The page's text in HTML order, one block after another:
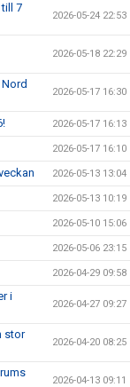
7
2026-05-24 22:53
2026-05-18 22:29
2026-05-17 16:30
2026-05-17 16:13
2026-05-17 16:10
2026-05-13 13:04
2026-05-13 10:19
2026-05-10 15:06
2026-05-06 23:15
2026-04-29 09:58
i
2026-04-27 09:27
stor
2026-04-20 08:25
2026-04-13 09:11